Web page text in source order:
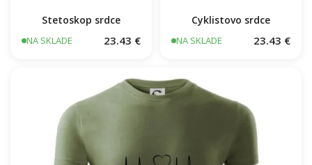
Stetoskop srdce
NA SKLADE 23.43 €
Cyklistovo srdce
NA SKLADE 23.43 €